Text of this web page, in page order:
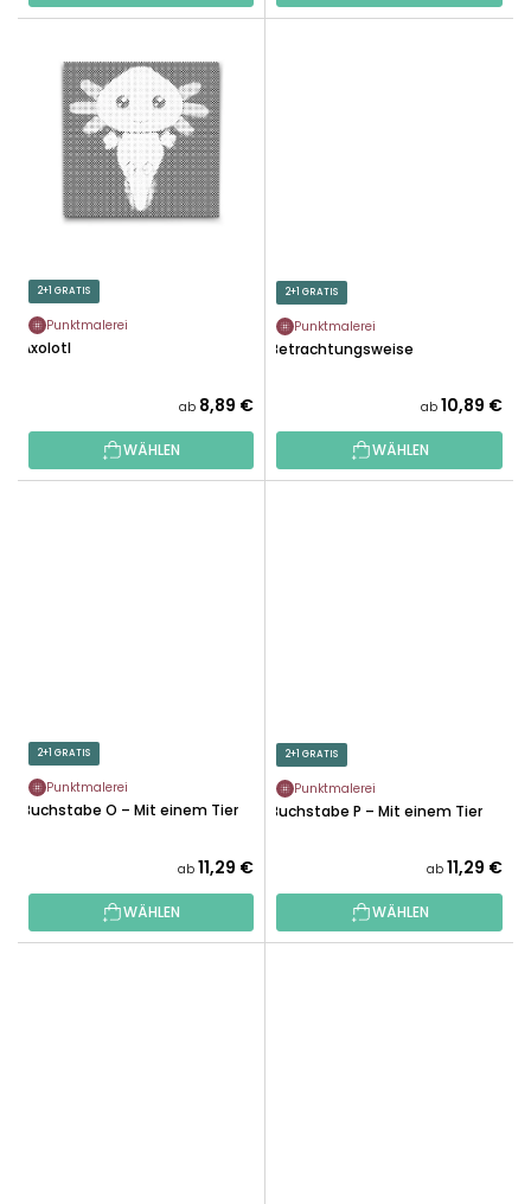
2+1 GRATIS
Punktmalerei
Axolotl
ab 8,89 €
WÄHLEN
2+1 GRATIS
Punktmalerei
Betrachtungsweise
ab 10,89 €
WÄHLEN
2+1 GRATIS
Punktmalerei
Buchstabe O – Mit einem Tier
ab 11,29 €
WÄHLEN
2+1 GRATIS
Punktmalerei
Buchstabe P – Mit einem Tier
ab 11,29 €
WÄHLEN